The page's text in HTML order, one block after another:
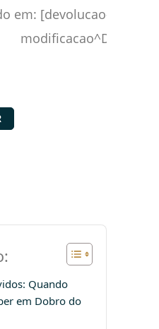
em: [devolucao-
modificacao^D
Quando
em Dobro do